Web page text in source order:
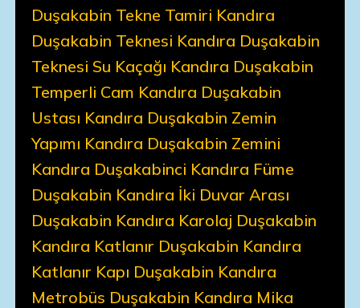
Duşakabin Tekne Tamiri Kandıra
Duşakabin Teknesi Kandıra Duşakabin
Teknesi Su Kaçağı Kandıra Duşakabin
Temperli Cam Kandıra Duşakabin
Ustası Kandıra Duşakabin Zemin
Yapımı Kandıra Duşakabin Zemini
Kandıra Duşakabinci Kandıra Füme
Duşakabin Kandıra İki Duvar Arası
Duşakabin Kandıra Karolaj Duşakabin
Kandıra Katlanır Duşakabin Kandıra
Katlanır Kapı Duşakabin Kandıra
Metrobüs Duşakabin Kandıra Mika